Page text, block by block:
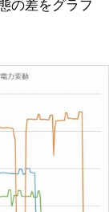
の差をグラフ